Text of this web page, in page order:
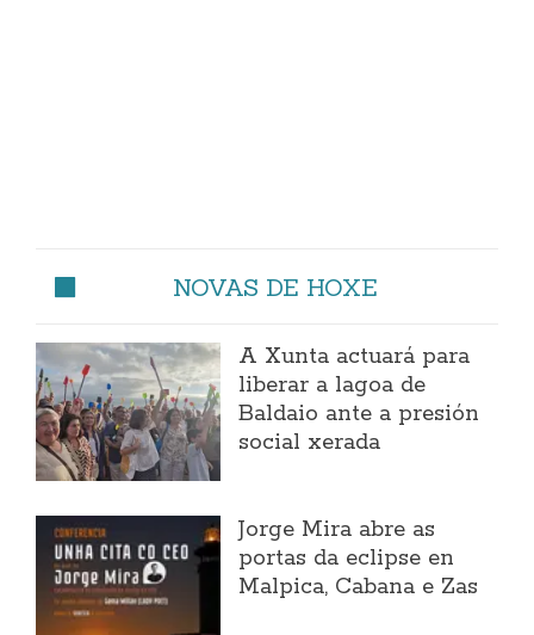
NOVAS DE HOXE
A Xunta actuará para
liberar a lagoa de
Baldaio ante a presión
social xerada
Jorge Mira abre as
portas da eclipse en
Malpica, Cabana e Zas